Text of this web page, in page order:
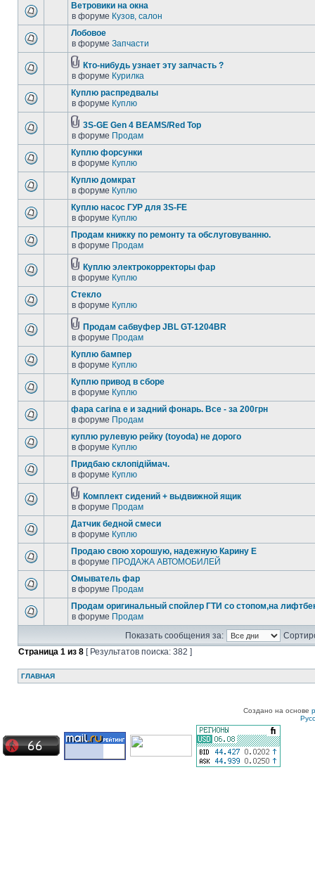
Ветровики на окна
в форуме Кузов, салон
Лобовое
в форуме Запчасти
Кто-нибудь узнает эту запчасть ?
в форуме Курилка
Куплю распредвалы
в форуме Куплю
3S-GE Gen 4 BEAMS/Red Top
в форуме Продам
Куплю форсунки
в форуме Куплю
Куплю домкрат
в форуме Куплю
Куплю насос ГУР для 3S-FE
в форуме Куплю
Продам книжку по ремонту та обслуговуванню.
в форуме Продам
Куплю электрокорректоры фар
в форуме Куплю
Стекло
в форуме Куплю
Продам сабвуфер JBL GT-1204BR
в форуме Продам
Куплю бампер
в форуме Куплю
Куплю привод в сборе
в форуме Куплю
фара carina e и задний фонарь. Все - за 200грн
в форуме Продам
куплю рулевую рейку (toyoda) не дорого
в форуме Куплю
Придбаю склопідіймач.
в форуме Куплю
Комплект сидений + выдвижной ящик
в форуме Продам
Датчик бедной смеси
в форуме Куплю
Продаю свою хорошую, надежную Карину Е
в форуме ПРОДАЖА АВТОМОБИЛЕЙ
Омыватель фар
в форуме Продам
Продам оригинальный спойлер ГТИ со стопом,на
в форуме Продам
Показать сообщения за:
Страница 1 из 8 [ Результатов поиска: 382 ]
ГЛАВНАЯ
Создано на основе